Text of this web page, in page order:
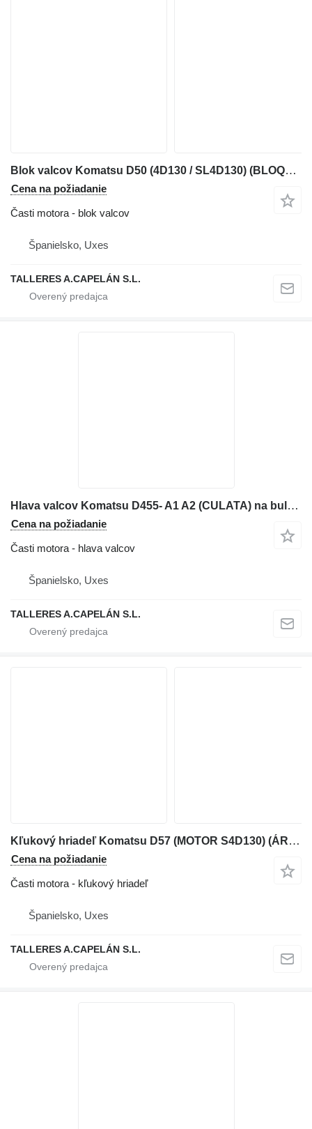
Blok valcov Komatsu D50 (4D130 / SL4D130) (BLOQUE MOTOR) na buldozéra Komatsu D50
Cena na požiadanie
Časti motora - blok valcov
Španielsko, Uxes
TALLERES A.CAPELÁN S.L.
Hlava valcov Komatsu D455- A1 A2 (CULATA) na buldozéra Komatsu KOMATSU D455 / D460 / D465 / D680 / D780
Cena na požiadanie
Časti motora - hlava valcov
Španielsko, Uxes
TALLERES A.CAPELÁN S.L.
Kľukový hriadeľ Komatsu D57 (MOTOR S4D130) (ÁRBOL DE LEVAS) na buldozéra Komatsu D57
Cena na požiadanie
Časti motora - kľukový hriadeľ
Španielsko, Uxes
TALLERES A.CAPELÁN S.L.